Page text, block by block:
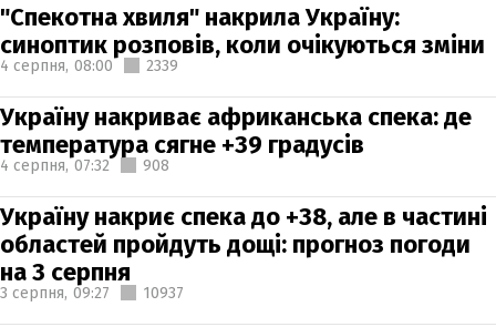
"Спекотна хвиля" накрила Україну:
синоптик розповів, коли очікуються зміни
4 серпня, 08:00 2339
Україну накриває африканська спека: де
температура сягне +39 градусів
4 серпня, 07:32 908
Україну накриє спека до +38, але в частині
областей пройдуть дощі: прогноз погоди
на 3 серпня
3 серпня, 09:27 10937